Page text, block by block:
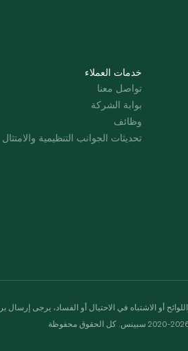
خدمات العملاء
تواصل معنا
بوابة الشركة
وظائف
تحديثات الجوانب التنظيمية والامتثال
أو الاشتباه في الاحتيال أو الفساد، يرجى إرسال